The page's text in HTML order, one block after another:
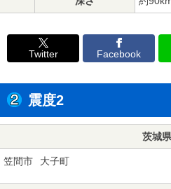
Twitter Facebook
震度2
茨城県
笠間市 大子町